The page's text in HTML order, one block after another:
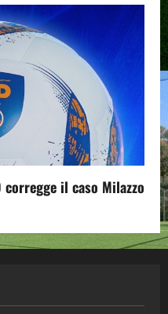
corregge il caso Milazzo